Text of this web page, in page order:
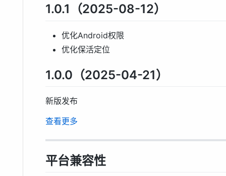
1.0.1（2025-08-12）
优化Android权限
优化保活定位
1.0.0（2025-04-21）
新版发布
查看更多
平台兼容性